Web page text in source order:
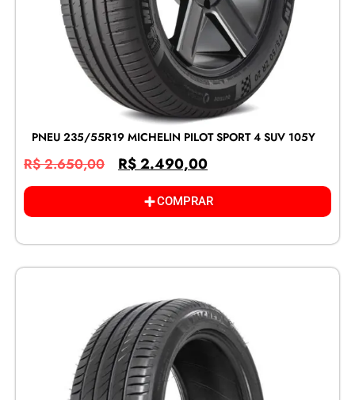
PNEU 235/55R19 MICHELIN PILOT SPORT 4 SUV 105Y
R$2.650,00 R$2.490,00
COMPRAR